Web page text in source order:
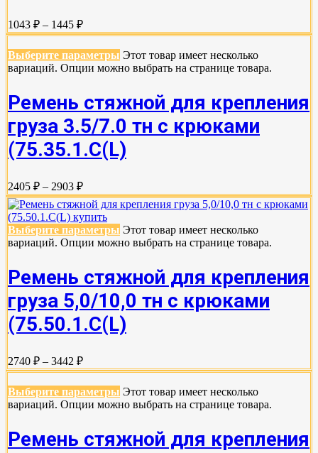
1043 ₽ – 1445 ₽
Выберите параметры Этот товар имеет несколько
вариаций. Опции можно выбрать на странице товара.
Ремень стяжной для крепления
груза 3.5/7.0 тн с крюками
(75.35.1.C(L)
2405 ₽ – 2903 ₽
Выберите параметры Этот товар имеет несколько
вариаций. Опции можно выбрать на странице товара.
Ремень стяжной для крепления
груза 5,0/10,0 тн с крюками
(75.50.1.C(L)
2740 ₽ – 3442 ₽
Выберите параметры Этот товар имеет несколько
вариаций. Опции можно выбрать на странице товара.
Ремень стяжной для крепления